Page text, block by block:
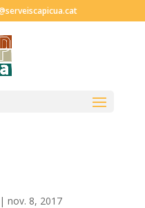
| nov. 8, 2017